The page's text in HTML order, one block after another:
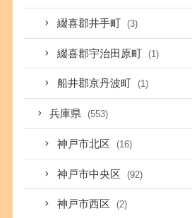
綴喜郡井手町 (3)
綴喜郡宇治田原町 (1)
船井郡京丹波町 (1)
兵庫県 (553)
神戸市北区 (16)
神戸市中央区 (92)
神戸市西区 (2)